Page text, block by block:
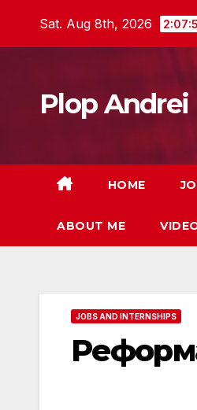
Sat. Aug 8th, 2026
Plop Andrei
HOME
ABOUT ME
JOBS AND INTERNSHIPS